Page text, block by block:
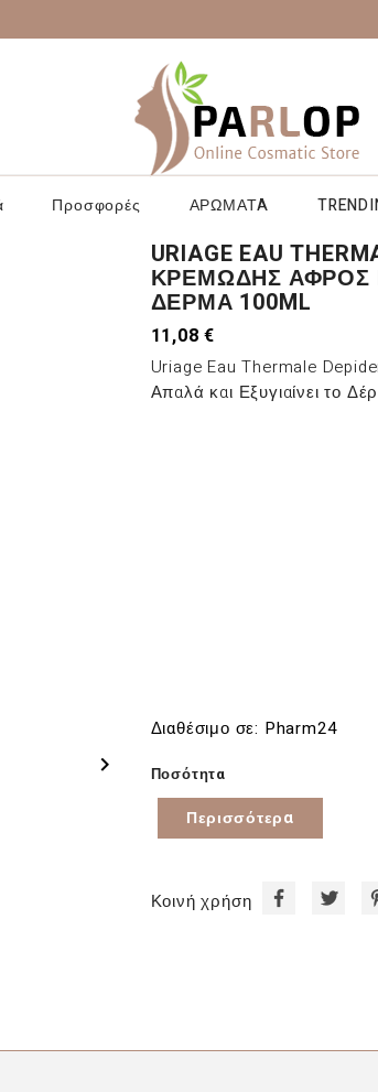
Προσφορές ΑΡΩΜΑΤA

URIAGE EAU
ΚΡΕΜΏΔΗΣ ΑΦΡΌΣ
ΔΈΡΜΑ 100ML
11,08 €
Uriage Eau Thermale
Απαλά και Εξυγιαίνει το
Διαθέσιμο σε: Pharm24
Ποσότητα
Περισσότερα
Κοινή χρήση